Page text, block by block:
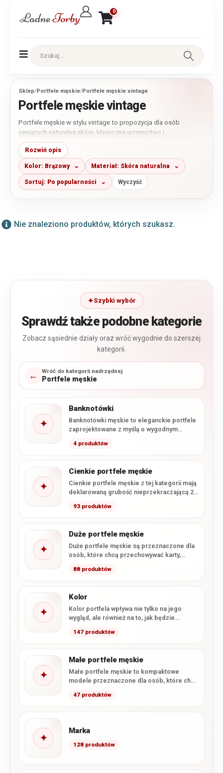
0
Sklep/Portfele męskie/Portfele męskie vintage
Portfele męskie vintage
Portfele męskie w stylu vintage to propozycja dla osób
ceniących naturalną skórę, klasyczne wzornictwo i
ponadczasowy charakter galanterii. W tej kategorii znajdziesz
przede wszystkim modele wykonane ze skóry naturalnej o
wyrazistej fakturze i charakterystycznym wykończeniu
inspirowanym klasycznym rzemiosłem. Dostępne są portfele
małe, średnie i większe, w odcieniach brązu, koniaku, czerni
oraz szarości.
Rozwiń opis
Kolor: Brązowy Materiał: Skóra naturalna
Sortuj: Po popularności Wyczyść
Nie znaleziono produktów, których szukasz.
Szybki wybór
Sprawdź także podobne kategorie
Zobacz sąsiednie działy oraz wróć wygodnie do szerszej
kategorii.
← Wróć do kategorii nadrzędnej
Portfele męskie
✦
Banknotówki
Banknotówki męskie to eleganckie portfele
zaprojektowane z myślą o wygodnym
najważniejszych dokumentów.…
4 produktów
✦
Cienkie portfele męskie
Cienkie portfele męskie z tej kategorii mają
deklarowaną grubość nieprzekraczającą 2
93 produktów
✦
Duże portfele męskie
Duże portfele męskie są przeznaczone dla
osób, które chcą przechowywać karty,
88 produktów
✦
Kolor
Kolor portfela wpływa nie tylko na jego
wygląd, ale również na to, jak będzie
147 produktów
✦
Małe portfele męskie
Małe portfele męskie to kompaktowe
modele przeznaczone dla osób, które chcą
banknoty…
47 produktów
✦
Marka
128 produktów